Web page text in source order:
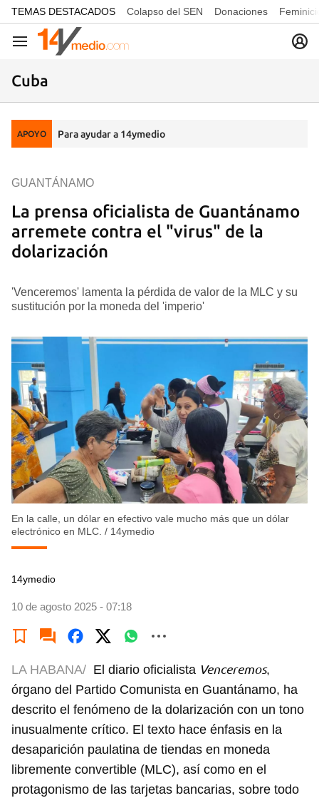
common.go-to-content
TEMAS DESTACADOS Colapso del SEN Donaciones
Navegación
Cuba
APOYO Para ayudar a 14ymedio
La prensa oficialista de Guantánamo
arremete contra el "virus" de la
dolarización
GUANTÁNAMO
'Venceremos' lamenta la pérdida de valor de la MLC y su
sustitución por la moneda del 'imperio'
En la calle, un dólar en efectivo vale mucho más que un dólar
electrónico en MLC. / 14ymedio
14ymedio
10 de agosto 2025 - 07:18
LA HABANA/ El diario oficialista Venceremos,
órgano del Partido Comunista en Guantánamo, ha
descrito el fenómeno de la dolarización con un tono
inusualmente crítico. El texto hace énfasis en la
desaparición paulatina de tiendas en moneda
libremente convertible (MLC), así como en el
protagonismo de las tarjetas bancarias, sobre todo